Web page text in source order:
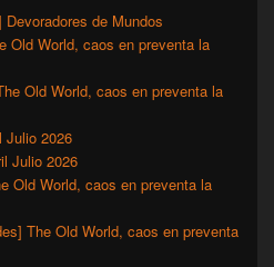
de Mundos
Old World, caos en preventa la
Old World, caos en preventa la
Julio 2026
Julio 2026
Old World, caos en preventa la
The Old World, caos en preventa